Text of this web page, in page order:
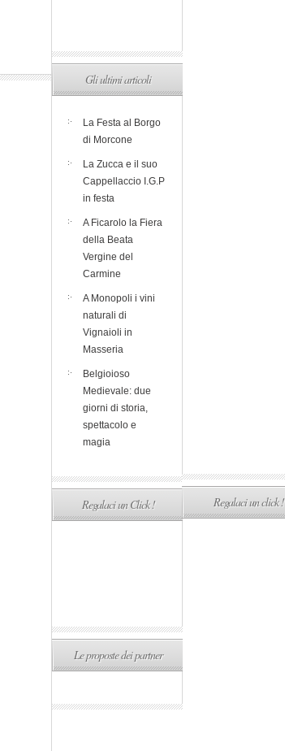
Gli ultimi articoli
La Festa al Borgo
di Morcone
La Zucca e il suo
Cappellaccio I.G.P
in festa
A Ficarolo la Fiera
della Beata
Vergine del
Carmine
A Monopoli i vini
naturali di
Vignaioli in
Masseria
Belgioioso
Medievale: due
giorni di storia,
spettacolo e
magia
Regalaci un Click !
Le proposte dei partner
Regalaci un click !